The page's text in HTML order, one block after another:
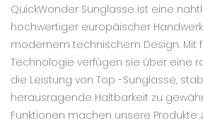
QuickWonder Sunglasse ist eine
hochwertiger europäischer
modernem technischem Design. Mit
Technologie verfügen sie über eine
die Leistung von Top -Sunglasse,
herausragende Haltbarkeit zu
Funktionen machen unsere Produkte